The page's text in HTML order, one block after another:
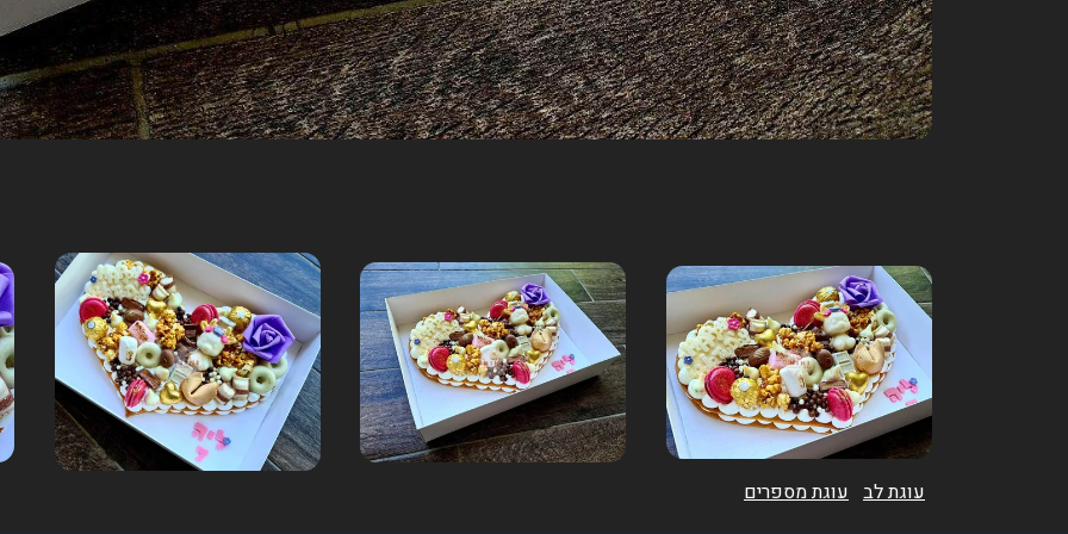
עוגת לב עוגת מספרים